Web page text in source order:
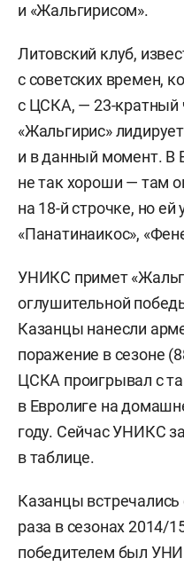
и «Жальгирисом».
Литовский клуб,
с советских времен,
с ЦСКА, — 23-кратный
«Жальгирис»
и в данный момент. В
не так хороши — там
на 18-й строчке, но
«Панатинаикос»,
УНИКС примет
оглушительной
Казанцы нанесли
поражение в сезоне
ЦСКА проигрывал с
в Евролиге на
году. Сейчас УНИКС
в таблице.
Казанцы
раза в сезонах 2014/
победителем был